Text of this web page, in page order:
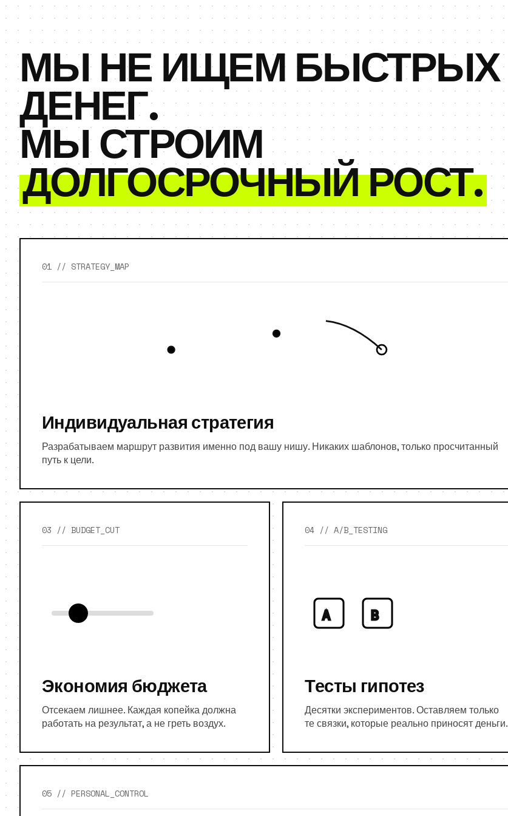
МЫ НЕ ИЩЕМ БЫСТРЫХ
ДЕНЕГ.
МЫ СТРОИМ
ДОЛГОСРОЧНЫЙ РОСТ.
01 // STRATEGY_MAP
Индивидуальная стратегия
Разрабатываем маршрут развития именно под вашу нишу. Никаких шаблонов, только просчитанный
путь к цели.
03 // BUDGET_CUT
Экономия бюджета
Отсекаем лишнее. Каждая копейка должна
работать на результат, а не греть воздух.
04 // A/B_TESTING
A B
Тесты гипотез
Десятки экспериментов. Оставляем только
те связки, которые реально приносят деньги.
05 // PERSONAL_CONTROL